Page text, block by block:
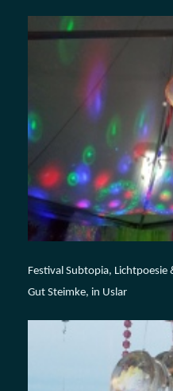
Festival Subtopia,
Gut Steimke, in Uslar